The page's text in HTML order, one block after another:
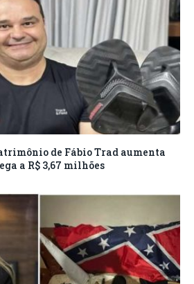
de Fábio Trad aumenta
a R$ 3,67 milhões